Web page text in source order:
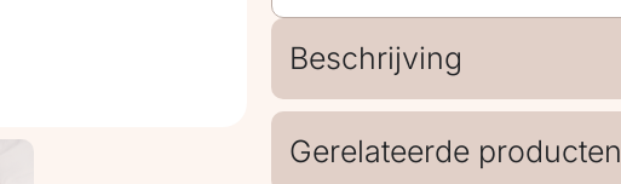
Beschrijving
Gerelateerde producten